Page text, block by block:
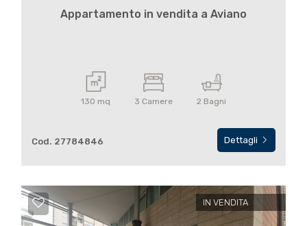
Appartamento in vendita a Aviano
130 mq 3 Camere 2 Bagni
Cod. 27784846 Dettagli
IN VENDITA
Qualsiasi
3
5